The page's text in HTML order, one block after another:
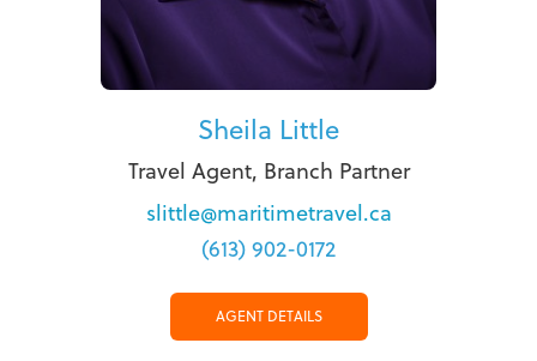
Sheila Little
Travel Agent, Branch Partner
slittle@maritimetravel.ca
(613) 902-0172
AGENT DETAILS